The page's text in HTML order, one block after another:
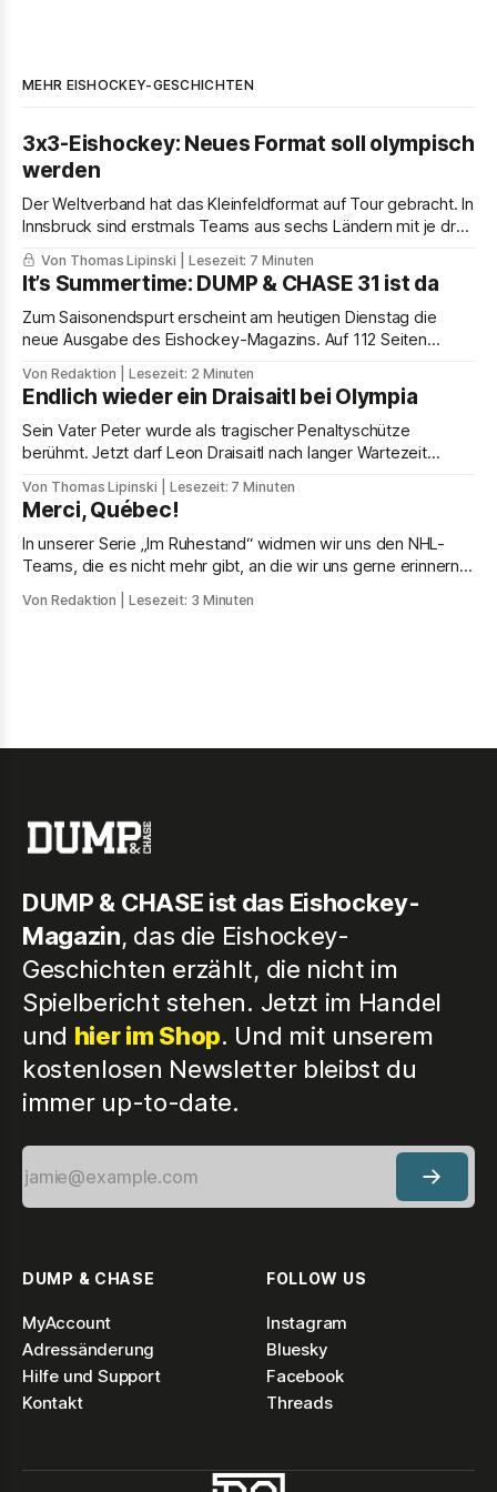
MEHR EISHOCKEY-GESCHICHTEN
3x3-Eishockey: Neues Format soll olympisch
werden
Der Weltverband hat das Kleinfeldformat auf Tour gebracht. In
Innsbruck sind erstmals Teams aus sechs Ländern mit je drei
Feldspielern angetreten. Wie im Basketball soll auch die
kleine Eishockey-Variante olympisch werden – mit ganz
neuen Regeln.
Von Thomas Lipinski | Lesezeit: 7 Minuten
It’s Summertime: DUMP & CHASE 31 ist da
Zum Saisonendspurt erscheint am heutigen Dienstag die
neue Ausgabe des Eishockey-Magazins. Auf 112 Seiten
warten wieder viele Eishockey-Geschichten auf die
Leser:innen.
Von Redaktion | Lesezeit: 2 Minuten
Endlich wieder ein Draisaitl bei Olympia
Sein Vater Peter wurde als tragischer Penaltyschütze
berühmt. Jetzt darf Leon Draisaitl nach langer Wartezeit
endlich auch auf der größten Sportbühne der Welt auftreten.
Einen Weltstar wie ihn hatte das deutsche Eishockey noch
nie. Jetzt sieht ihn auch Deutschland.
Von Thomas Lipinski | Lesezeit: 7 Minuten
Merci, Québec!
In unserer Serie „Im Ruhestand“ widmen wir uns den NHL-
Teams, die es nicht mehr gibt, an die wir uns gerne erinnern
und die heute noch von ihrer Fan-Base vermisst werden.
Von Redaktion | Lesezeit: 3 Minuten
DUMP & CHASE ist das Eishockey-
Magazin, das die Eishockey-
Geschichten erzählt, die nicht im
Spielbericht stehen. Jetzt im Handel
und hier im Shop. Und mit unserem
kostenlosen Newsletter bleibst du
immer up-to-date.
DUMP & CHASE
MyAccount
Adressänderung
Hilfe und Support
Kontakt
FOLLOW US
Instagram
Bluesky
Facebook
Threads